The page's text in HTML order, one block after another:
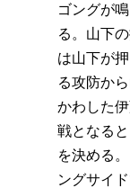
ゴングが
る。山下
は山下が
る攻防か
かわした
戦となる
を決める
ングサイ